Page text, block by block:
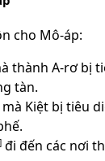
cho Mô-áp:
thành A-rơ bị
tàn.
Kiệt bị tiêu
]đi đến các nơi